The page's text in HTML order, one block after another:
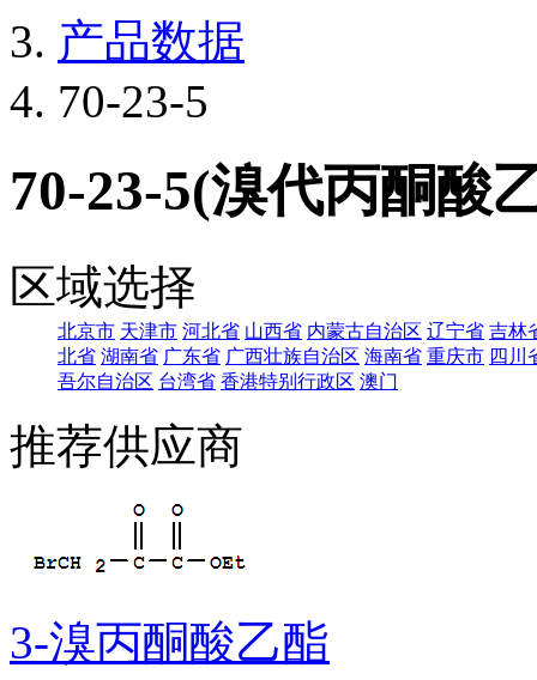
产品数据
70-23-5
70-23-5(溴代丙酮酸
区域选择
北京市 天津市 河北省 山西省 内蒙古自治区 辽宁省 吉林
北省 湖南省 广东省 广西壮族自治区 海南省 重庆市 四川
吾尔自治区 台湾省 香港特别行政区 澳门
推荐供应商
3-溴丙酮酸乙酯